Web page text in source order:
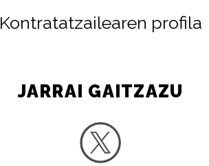
Kontratatzailearen profila
JARRAI GAITZAZU